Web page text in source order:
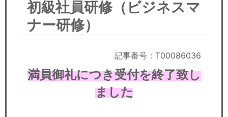
セミナー
経済ニュース
初級社員研修（ビジネスマ
ナー研修）
記事番号：T00086036
満員御礼につき受付を終了致し
ました